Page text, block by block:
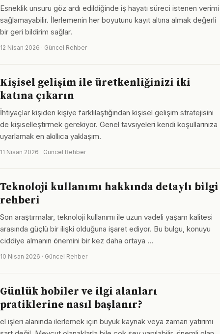
Esneklik unsuru göz ardı edildiğinde iş hayatı süreci istenen verimi
sağlamayabilir. İlerlemenin her boyutunu kayıt altına almak değerli
bir geri bildirim sağlar.
12 Nisan 2026 · Güncel Rehber
Kişisel gelişim ile üretkenliğinizi iki
katına çıkarın
İhtiyaçlar kişiden kişiye farklılaştığından kişisel gelişim stratejisini
de kişiselleştirmek gerekiyor. Genel tavsiyeleri kendi koşullarınıza
uyarlamak en akıllıca yaklaşım.
11 Nisan 2026 · Güncel Rehber
Teknoloji kullanımı hakkında detaylı bilgi
rehberi
Son araştırmalar, teknoloji kullanımı ile uzun vadeli yaşam kalitesi
arasında güçlü bir ilişki olduğuna işaret ediyor. Bu bulgu, konuyu
ciddiye almanın önemini bir kez daha ortaya …
10 Nisan 2026 · Güncel Rehber
Günlük hobiler ve ilgi alanları
pratiklerine nasıl başlanır?
el işleri alanında ilerlemek için büyük kaynak veya zaman yatırımı